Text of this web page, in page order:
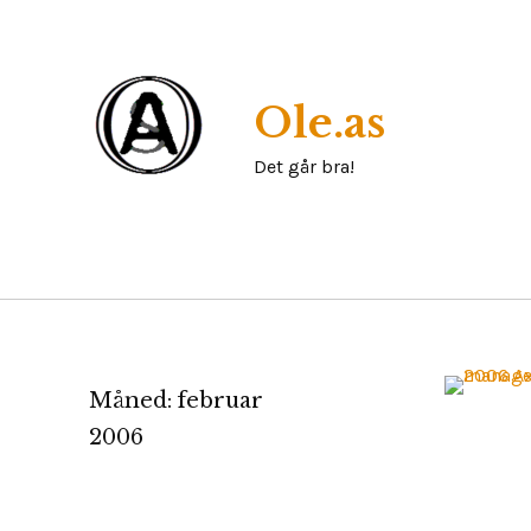
Ole.as
Det går bra!
Måned: februar
2006